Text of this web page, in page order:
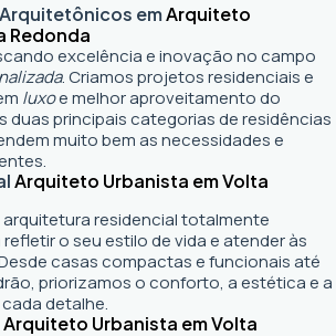
emArquiteto
Redonda
excelência e inovação no campo
. Criamos projetos residenciais e
luxoe melhor aproveitamento do
duas principais categorias de residências
muito bem as necessidades e
Arquiteto Urbanista em Volta
residencial totalmente
o seu estilo de vida e atender às
casas compactas e funcionais até
priorizamos o conforto, a estética e a
detalhe.
Arquiteto Urbanista em Volta